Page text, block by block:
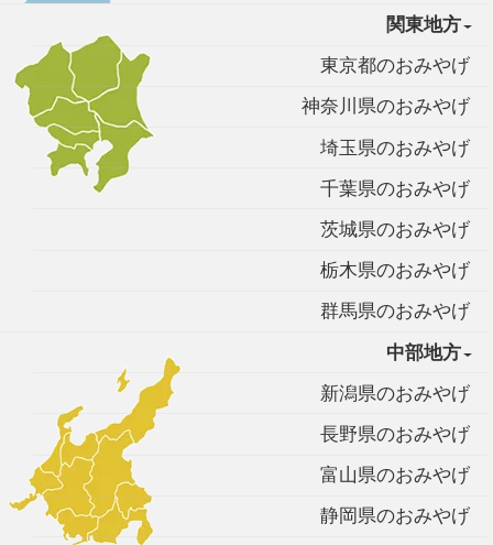
関東地方
東京都のおみやげ
神奈川県のおみやげ
埼玉県のおみやげ
千葉県のおみやげ
茨城県のおみやげ
栃木県のおみやげ
群馬県のおみやげ
中部地方
新潟県のおみやげ
長野県のおみやげ
富山県のおみやげ
静岡県のおみやげ